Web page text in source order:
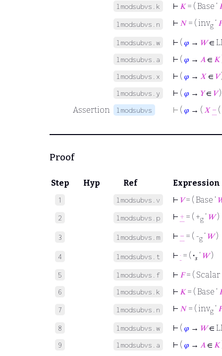
lmodsubvs.k ⊢ 𝐾= ( Base ‘
lmodsubvs.n ⊢ 𝑁 = ( invg ‘
lmodsubvs.w ⊢ ( 𝜑 → 𝑊∈
lmodsubvs.a ⊢ ( 𝜑 → 𝐴 ∈ 𝐾
lmodsubvs.x ⊢ ( 𝜑 → 𝑋 ∈ 𝑉
lmodsubvs.y ⊢ ( 𝜑 → 𝑌∈ 𝑉)
Assertion
lmodsubvs ⊢ ( 𝜑 → ( 𝑋 − (
Proof
Step Hyp Ref Expression
1 lmodsubvs.v ⊢ 𝑉= ( Base ‘
2 lmodsubvs.p ⊢ + = ( +g ‘ 𝑊)
3 lmodsubvs.m ⊢ − = ( -g ‘ 𝑊)
4 lmodsubvs.t ⊢ · = ( ·𝑠 ‘ 𝑊)
5 lmodsubvs.f ⊢ 𝐹= ( Scalar
6 lmodsubvs.k ⊢ 𝐾= ( Base ‘
7 lmodsubvs.n ⊢ 𝑁 = ( invg ‘
8 lmodsubvs.w ⊢ ( 𝜑 → 𝑊∈
9 lmodsubvs.a ⊢ ( 𝜑 → 𝐴 ∈ 𝐾